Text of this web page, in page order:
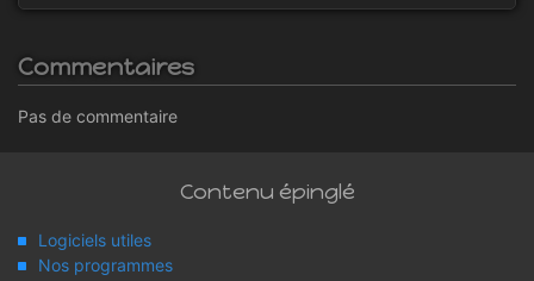
Commentaires
Pas de commentaire
Contenu épinglé
Logiciels utiles
Nos programmes